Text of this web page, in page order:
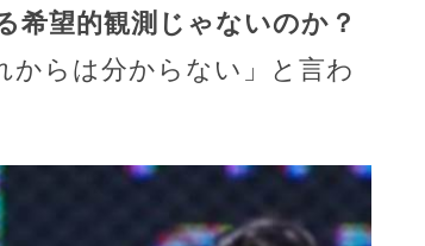
希望的観測じゃないのか？
からは分からない」と言わ